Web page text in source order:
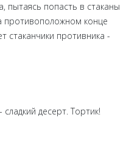
пытаясь попасть в стаканы
противоположном конце
стаканчики противника -
десерт. Тортик!